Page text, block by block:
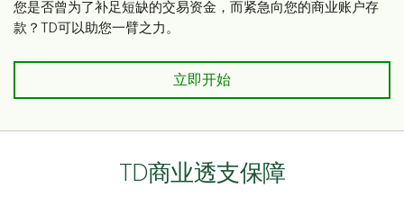
您是否曾为了补足短缺的交易资金，而紧急向您的商业账户存
款？TD可以助您一臂之力。
立即开始
TD商业透支保障